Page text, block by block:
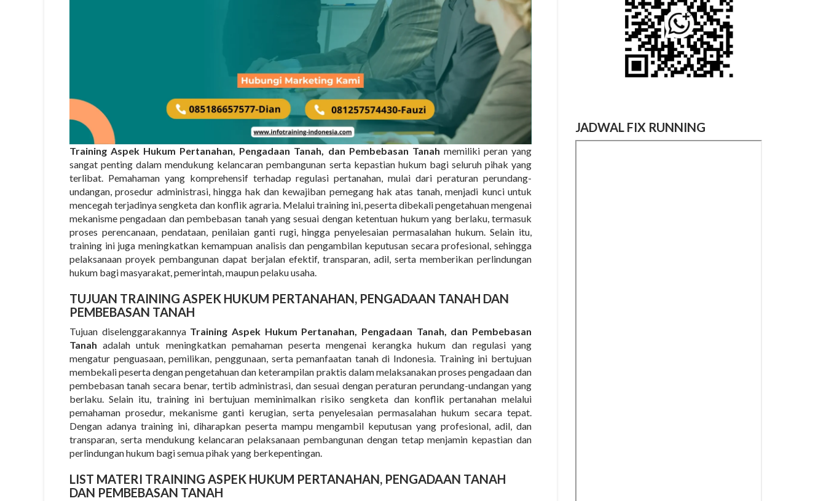
Training Aspek Hukum Pertanahan, Pengadaan Tanah, dan Pembebasan Tanah memiliki peran yang
sangat penting dalam mendukung kelancaran pembangunan serta kepastian hukum bagi seluruh pihak yang
terlibat. Pemahaman yang komprehensif terhadap regulasi pertanahan, mulai dari peraturan perundang-
undangan, prosedur administrasi, hingga hak dan kewajiban pemegang hak atas tanah, menjadi kunci untuk
mencegah terjadinya sengketa dan konflik agraria. Melalui training ini, peserta dibekali pengetahuan mengenai
mekanisme pengadaan dan pembebasan tanah yang sesuai dengan ketentuan hukum yang berlaku, termasuk
proses perencanaan, pendataan, penilaian ganti rugi, hingga penyelesaian permasalahan hukum. Selain itu,
training ini juga meningkatkan kemampuan analisis dan pengambilan keputusan secara profesional, sehingga
pelaksanaan proyek pembangunan dapat berjalan efektif, transparan, adil, serta memberikan perlindungan
hukum bagi masyarakat, pemerintah, maupun pelaku usaha.
TUJUAN TRAINING ASPEK HUKUM PERTANAHAN, PENGADAAN TANAH DAN
PEMBEBASAN TANAH
Tujuan diselenggarakannya Training Aspek Hukum Pertanahan, Pengadaan Tanah, dan Pembebasan
Tanah adalah untuk meningkatkan pemahaman peserta mengenai kerangka hukum dan regulasi yang
mengatur penguasaan, pemilikan, penggunaan, serta pemanfaatan tanah di Indonesia. Training ini bertujuan
membekali peserta dengan pengetahuan dan keterampilan praktis dalam melaksanakan proses pengadaan dan
pembebasan tanah secara benar, tertib administrasi, dan sesuai dengan peraturan perundang-undangan yang
berlaku. Selain itu, training ini bertujuan meminimalkan risiko sengketa dan konflik pertanahan melalui
pemahaman prosedur, mekanisme ganti kerugian, serta penyelesaian permasalahan hukum secara tepat.
Dengan adanya training ini, diharapkan peserta mampu mengambil keputusan yang profesional, adil, dan
transparan, serta mendukung kelancaran pelaksanaan pembangunan dengan tetap menjamin kepastian dan
perlindungan hukum bagi semua pihak yang berkepentingan.
LIST MATERI TRAINING ASPEK HUKUM PERTANAHAN, PENGADAAN TANAH
DAN PEMBEBASAN TANAH
JADWAL FIX RUNNING